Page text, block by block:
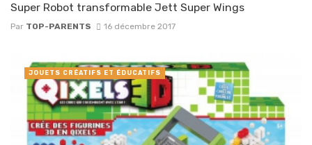
Super Robot transformable Jett Super Wings
Par TOP-PARENTS 16 décembre 2017
JOUETS CRÉATIFS ET ÉDUCATIFS